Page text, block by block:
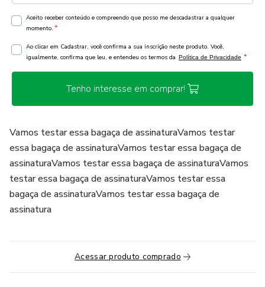
Aceito receber conteúdo e compreendo que posso me descadastrar a qualquer
momento. *
Ao clicar em Cadastrar, você confirma a sua inscrição neste produto. Você,
igualmente, confirma que leu, e entendeu os termos da Política de Privacidade *
Tenho interesse em comprar!
Vamos testar essa bagaça de assinaturaVamos testar
essa bagaça de assinaturaVamos testar essa bagaça de
assinaturaVamos testar essa bagaça de assinaturaVamos
testar essa bagaça de assinaturaVamos testar essa
bagaça de assinaturaVamos testar essa bagaça de
assinatura
Acessar produto comprado